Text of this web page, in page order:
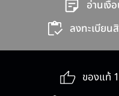
อ่านเงื่
ลงทะเบียน
ของแท้